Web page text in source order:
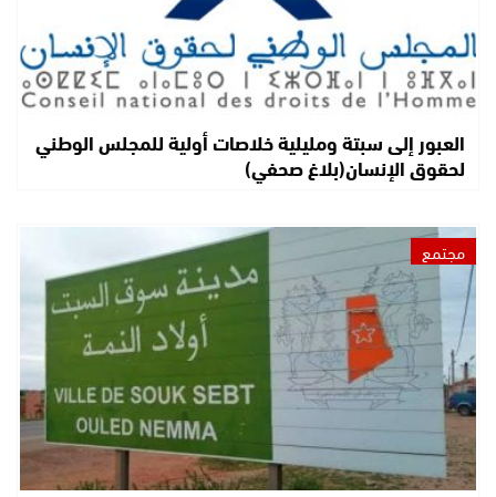
العبور إلى سبتة ومليلية خلاصات أولية للمجلس الوطني
لحقوق الإنسان(بلاغ صحفي)
مجتمع